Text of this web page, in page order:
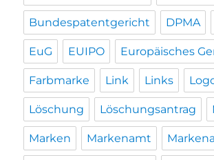
Bundespatentgericht DPMA
EuG EUIPO Europäisches
Farbmarke Link Links
Löschung Löschungsantrag
Marken Markenamt